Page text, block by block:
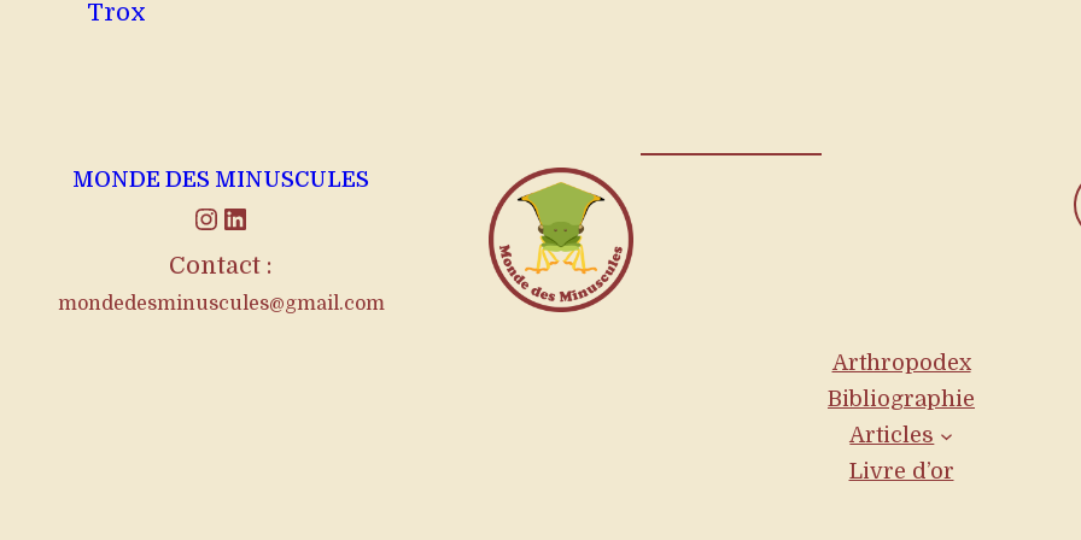
Trox
MONDE DES MINUSCULES
Instagram LinkedIn
Contact :
mondedesminuscules@gmail.com
Arthropodex
Bibliographie
Articles
Livre d’or